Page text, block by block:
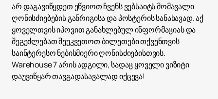
არ დაგავიწყდეთ ეწვიოთ ჩვენს ვებსაიტს მომავალი
ღონისძიებების განრიგისა და პოსტერის სანახავად. აქ
ყოველთვის იპოვით განახლებულ ინფორმაციას და
შეგეძლებათ შეუკვეთოთ ბილეთები თქვენთვის
საინტერესო ნებისმიერი ღონისძიებისთვის.
Warehouse 7 არის ადგილი, სადაც ყოველი ვიზიტი
დაუვიწყარ თავგადასავალად იქცევა!